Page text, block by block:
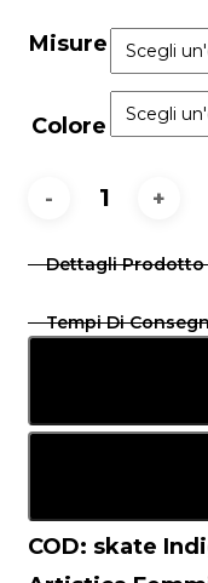
Misure
Colore
Skate
quantità
Dettagli Prodotto
Tempi Di
COD: skate